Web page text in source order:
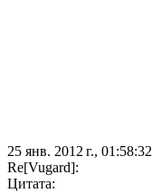
25 янв. 2012 г., 01:58:32
Re[Vugard]:
Цитата: